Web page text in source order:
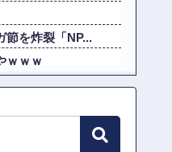
節を炸裂「NP...
ｗｗｗ
た事故。